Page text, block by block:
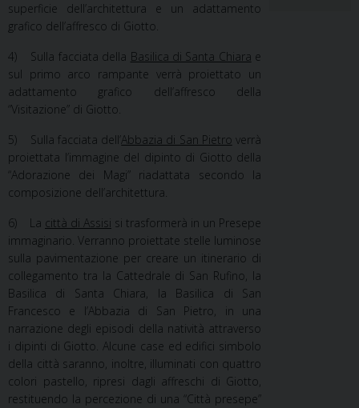
superficie dell’architettura e un adattamento
grafico dell’affresco di Giotto.
4) Sulla facciata della Basilica di Santa Chiara e
sul primo arco rampante verrà proiettato un
adattamento grafico dell’affresco della
“Visitazione” di Giotto.
5) Sulla facciata dell’Abbazia di San Pietro verrà
proiettata l’immagine del dipinto di Giotto della
“Adorazione dei Magi” riadattata secondo la
composizione dell’architettura.
6) La città di Assisi si trasformerà in un Presepe
immaginario. Verranno proiettate stelle luminose
sulla pavimentazione per creare un itinerario di
collegamento tra la Cattedrale di San Rufino, la
Basilica di Santa Chiara, la Basilica di San
Francesco e l’Abbazia di San Pietro, in una
narrazione degli episodi della natività attraverso
i dipinti di Giotto. Alcune case ed edifici simbolo
della città saranno, inoltre, illuminati con quattro
colori pastello, ripresi dagli affreschi di Giotto,
restituendo la percezione di una “Città presepe”